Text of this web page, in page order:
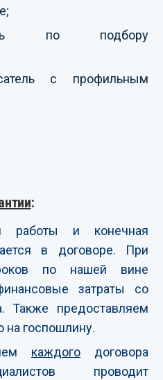
по подбору
с профильным
:
работы и конечная
в договоре. При
по нашей вине
затраты со
Также предоставляем
на госпошлину.
каждого договора
проводит